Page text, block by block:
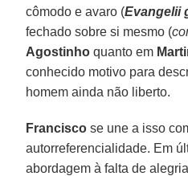
cômodo e avaro (Evangelii
fechado sobre si mesmo (
Agostinho quanto em
conhecido motivo para
homem ainda não liberto.
Francisco se une a isso
autorreferencialidade. Em
abordagem à falta de